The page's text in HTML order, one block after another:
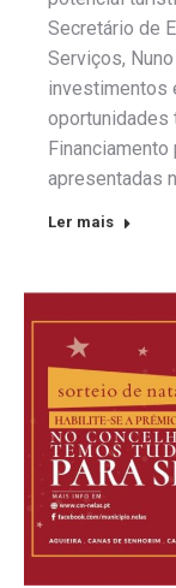
Secretário de
Serviços,
investimentos
oportunidades
Financiamento
apresentadas
Ler mais